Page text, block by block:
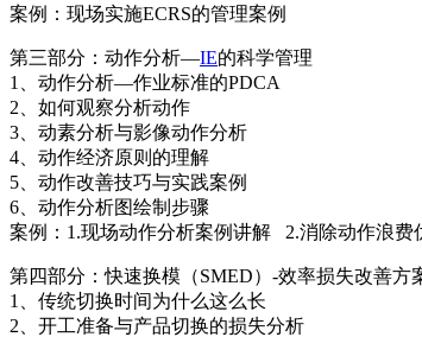
案例：现场实施ECRS的管理案例
第三部分：动作分析—IE的科学管理
1、动作分析—作业标准的PDCA
2、如何观察分析动作
3、动素分析与影像动作分析
4、动作经济原则的理解
5、动作改善技巧与实践案例
6、动作分析图绘制步骤
案例：1.现场动作分析案例讲解 2.消除动作浪费
第四部分：快速换模（SMED）-效率损失改善方
1、传统切换时间为什么这么长
2、开工准备与产品切换的损失分析